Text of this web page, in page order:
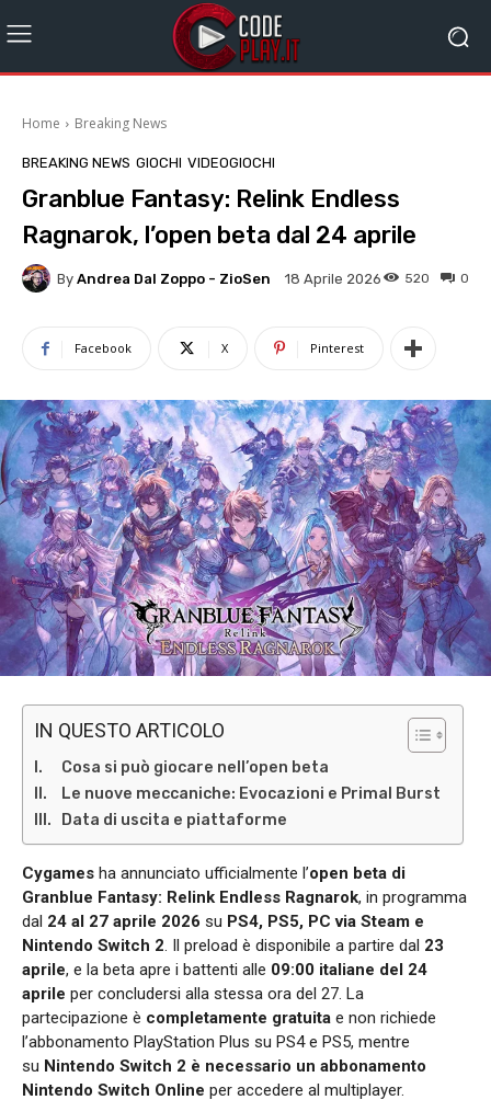
Home Breaking News
BREAKING NEWS GIOCHI VIDEOGIOCHI
Granblue Fantasy: Relink Endless
Ragnarok, l’open beta dal 24 aprile
By Andrea Dal Zoppo - ZioSen 18 Aprile 2026 0
520
Facebook X Pinterest
IN QUESTO ARTICOLO
Cosa si può giocare nell’open beta
Le nuove meccaniche: Evocazioni e Primal Burst
Data di uscita e piattaforme
Cygames ha annunciato ufficialmente l’open beta di
Granblue Fantasy: Relink Endless Ragnarok, in programma
dal 24 al 27 aprile 2026 su PS4, PS5, PC via Steam e
Nintendo Switch 2. Il preload è disponibile a partire dal 23
aprile, e la beta apre i battenti alle 09:00 italiane del 24
aprile per concludersi alla stessa ora del 27. La
partecipazione è completamente gratuita e non richiede
l’abbonamento PlayStation Plus su PS4 e PS5, mentre
su Nintendo Switch 2 è necessario un abbonamento
Nintendo Switch Online per accedere al multiplayer.